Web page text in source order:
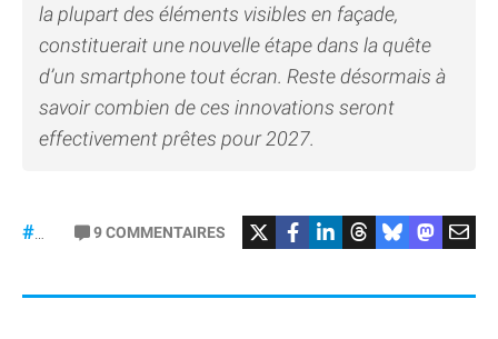
la plupart des éléments visibles en façade,
constituerait une nouvelle étape dans la quête
d’un smartphone tout écran. Reste désormais à
savoir combien de ces innovations seront
effectivement prêtes pour 2027.
9COMMENTAIRES